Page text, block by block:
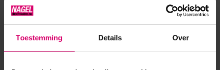
Toestemming Details Over
de pastel tinten dekken eenvoudig waardoor je altijd in
mooie, dunne laagjes kan werken.⁠✓ Door het samenstellen
van collecties hoef je nooit na te denken over...
Toon meer